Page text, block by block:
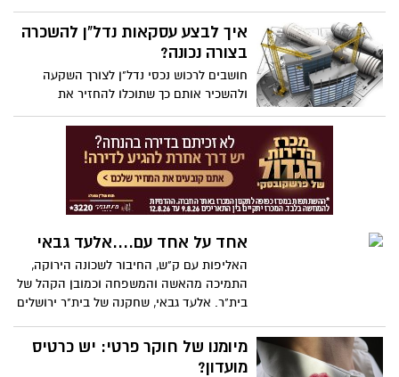
העקיצות לרוב אינן מסוכנות וגורמות רק
לתגובה מקומית, אך יחד עם זאת יש אנשים
בעלי רגישות אלרגית ואצלם העקיצות עלולות
אנטיביוטי. כיום הדרך היחידה למנוע עקיצת
יתושים היא להתגונן עם תכשירים המיועדים
לגוף ומוצרים חשמליים לבית.
איך לבצע עסקאות נדל"ן להשכרה
בצורה נכונה?
חושבים לרכוש נכסי נדל"ן לצורך השקעה
ולהשכיר אותם כך שתוכלו להחזיר את
ההשקעה שלכם ולהתחיל להרוויח? אם כן,
הגעתם אל המקום הנכון.
אחד על אחד עם....אלעד גבאי
האליפות עם ק"ש, החיבור לשכונה הירוקה,
התמיכה מהאשה והמשפחה וכמובן הקהל של
בית"ר. אלעד גבאי, שחקנה של בית"ר ירושלים
נשאל
מיומנו של חוקר פרטי: יש כרטיס
מועדון?